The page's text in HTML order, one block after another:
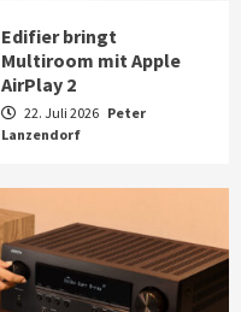
Edifier bringt
Multiroom mit Apple
AirPlay 2
22. Juli 2026 Peter
Lanzendorf